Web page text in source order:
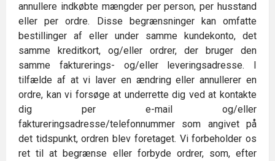
annullere indkøbte mængder per person, per husstand
eller per ordre. Disse begrænsninger kan omfatte
bestillinger af eller under samme kundekonto, det
samme kreditkort, og/eller ordrer, der bruger den
samme fakturerings- og/eller leveringsadresse. I
tilfælde af at vi laver en ændring eller annullerer en
ordre, kan vi forsøge at underrette dig ved at kontakte
dig per e-mail og/eller
faktureringsadresse/telefonnummer som angivet på
det tidspunkt, ordren blev foretaget. Vi forbeholder os
ret til at begrænse eller forbyde ordrer, som, efter